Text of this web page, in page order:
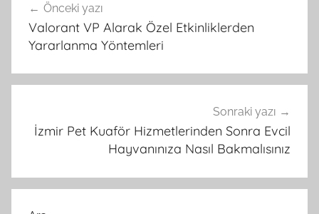
gezinmesi
Önceki yazı
Valorant VP Alarak Özel Etkinliklerden
Yararlanma Yöntemleri
Sonraki yazı
İzmir Pet Kuaför Hizmetlerinden Sonra Evcil
Hayvanınıza Nasıl Bakmalısınız